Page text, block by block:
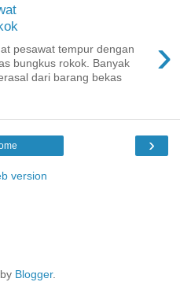
›
pesawat tempur dengan
bungkus rokok. Banyak
dari barang bekas
›
version
Blogger.